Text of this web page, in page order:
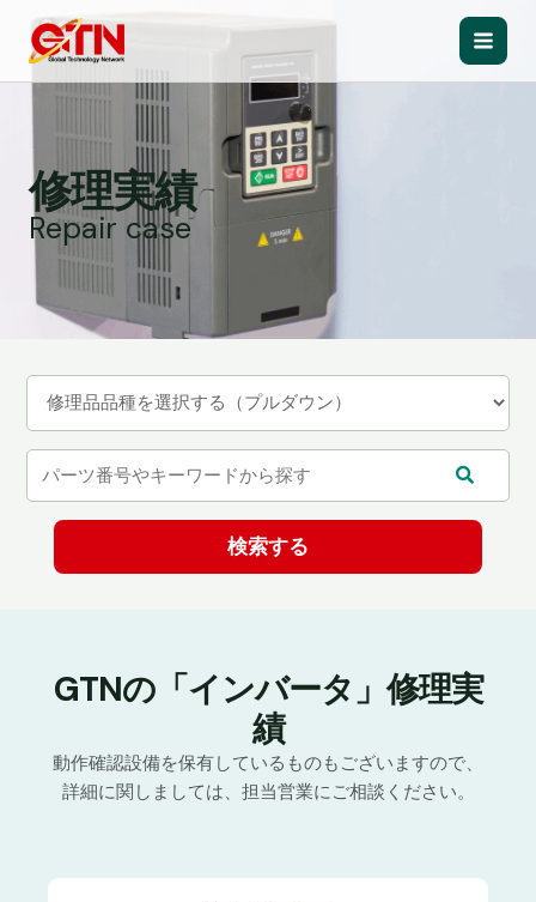
Main
修理実績
Repair case
GTNの「インバータ」修理実
績
動作確認設備を保有しているものもございますので、
詳細に関しましては、担当営業にご相談ください。